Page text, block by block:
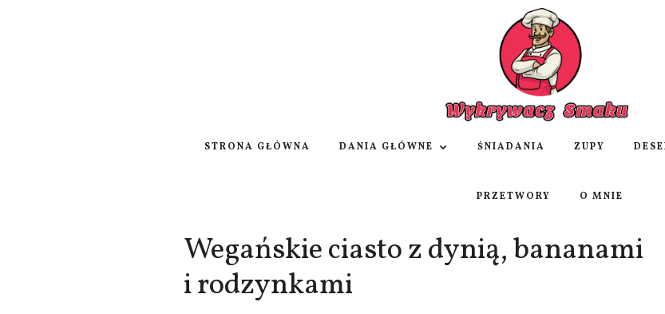
STRONA GŁÓWNA DANIA GŁÓWNE ŚNIADANIA ZUPY
PRZETWORY O MNIE
Wegańskie ciasto z dynią, bananami
i rodzynkami